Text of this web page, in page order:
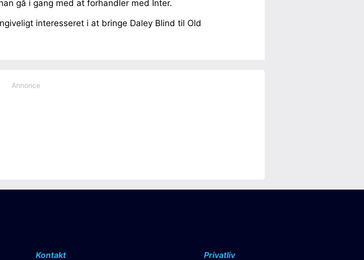
gå i gang med at forhandler med Inter.
interesseret i at bringe Daley Blind til Old
Annonce
Kontakt
Privatliv